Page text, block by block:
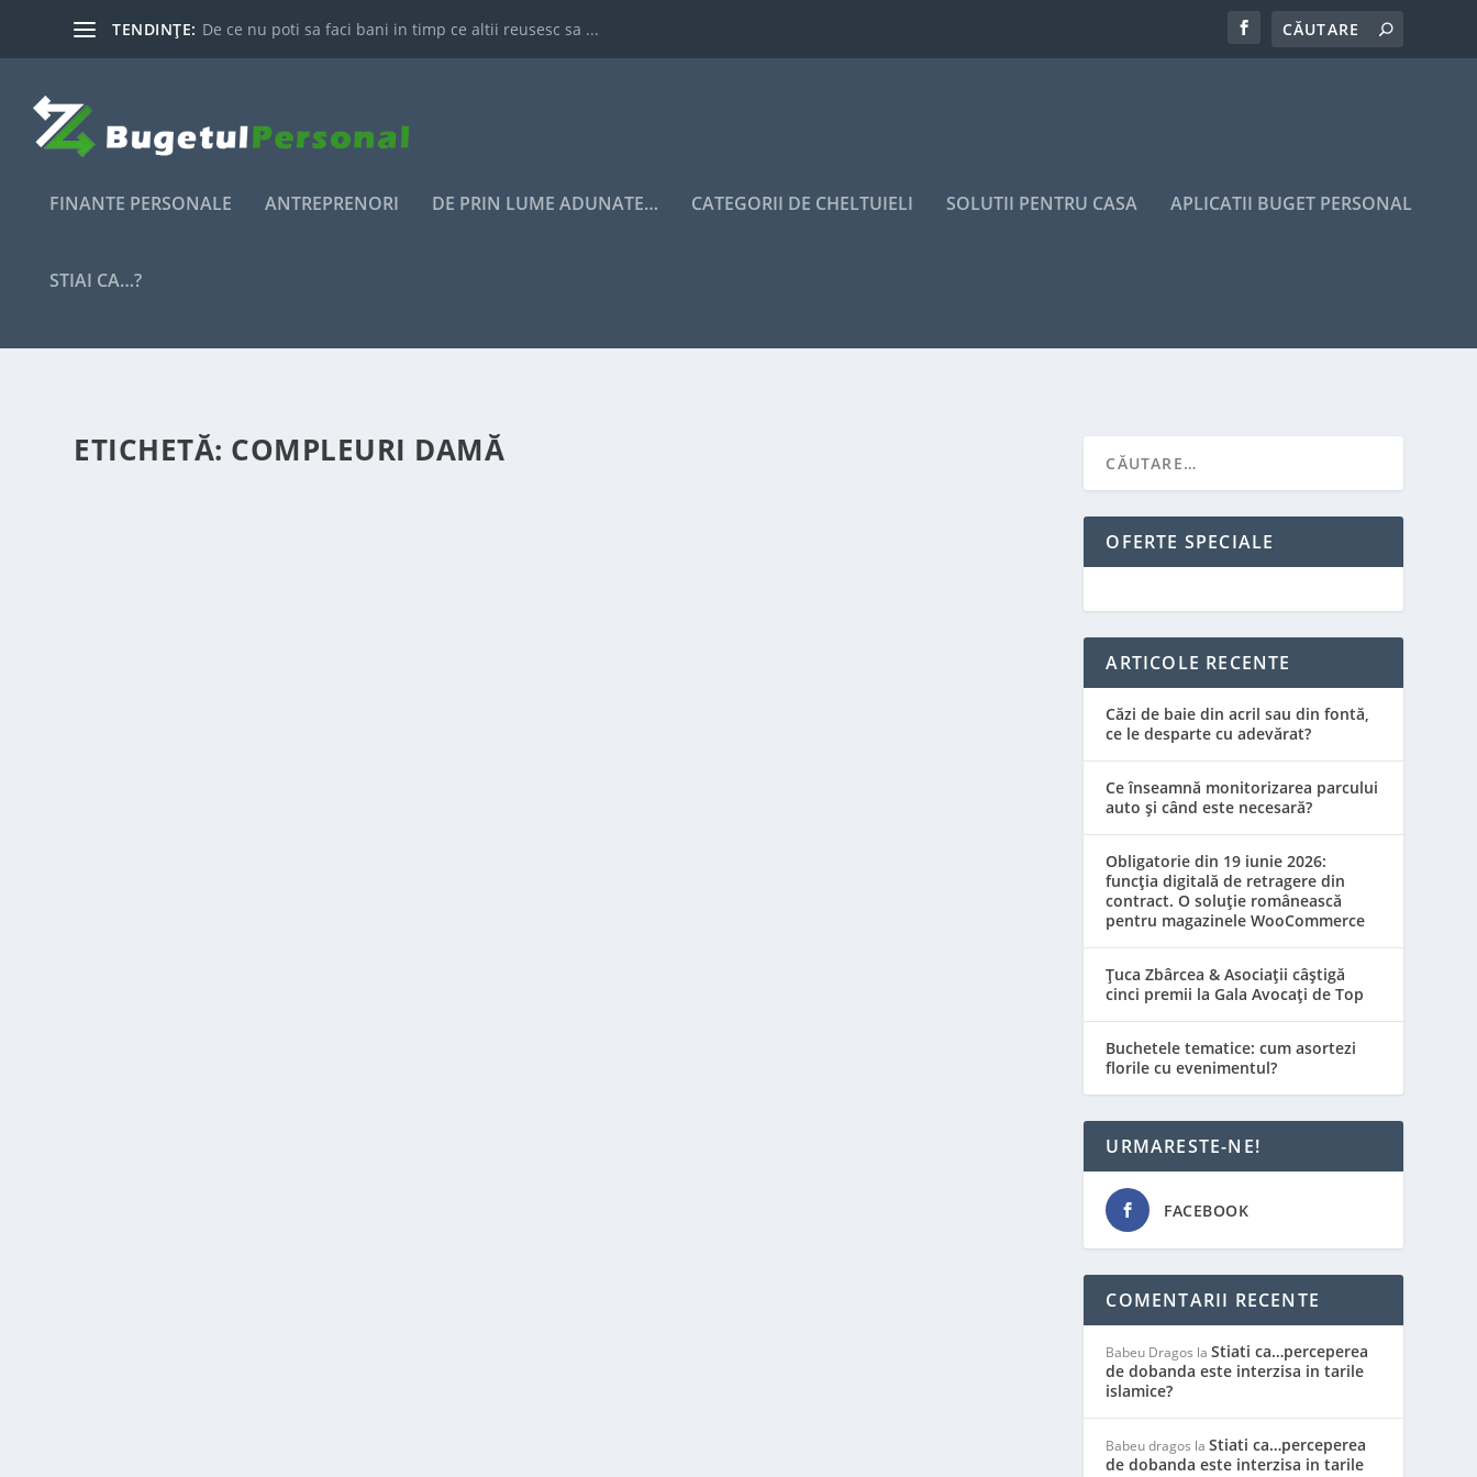
TENDINȚE: De ce nu poti sa faci bani in timp ce altii reusesc sa ...
FINANTE PERSONALE ANTREPRENORI DE PRIN LUME ADUNATE… CATEGORII DE CHELTUIELI SOLUTII PENTRU CASA APLICATII BUGET PERSONAL
STIAI CA…?
ETICHETĂ: COMPLEURI DAMĂ
OFERTE SPECIALE
ARTICOLE RECENTE
Căzi de baie din acril sau din fontă,
ce le desparte cu adevărat?
Ce înseamnă monitorizarea parcului
auto și când este necesară?
Obligatorie din 19 iunie 2026:
funcția digitală de retragere din
contract. O soluție românească
pentru magazinele WooCommerce
Țuca Zbârcea & Asociații câștigă
cinci premii la Gala Avocați de Top
Buchetele tematice: cum asortezi
florile cu evenimentul?
URMARESTE-NE!
FACEBOOK
COMENTARII RECENTE
Babeu Dragos laStiati ca…perceperea
de dobanda este interzisa in tarile
islamice?
Babeu dragos laStiati ca…perceperea
de dobanda este interzisa in tarile